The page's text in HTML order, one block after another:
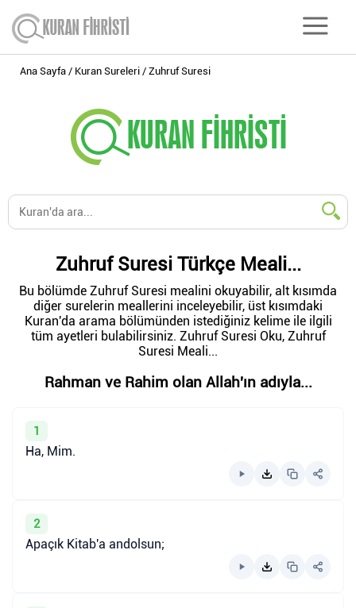
Ana Sayfa Kuran Sureleri Zuhruf Suresi
Zuhruf Suresi Türkçe Meali...
Bu bölümde Zuhruf Suresi mealini okuyabilir, alt kısımda
diğer surelerin meallerini inceleyebilir, üst kısımdaki
Kuran'da arama bölümünden istediğiniz kelime ile ilgili
tüm ayetleri bulabilirsiniz. Zuhruf Suresi Oku, Zuhruf
Suresi Meali...
Rahman ve Rahim olan Allah'ın adıyla...
1
Ha, Mim.
2
Apaçık Kitab'a andolsun;